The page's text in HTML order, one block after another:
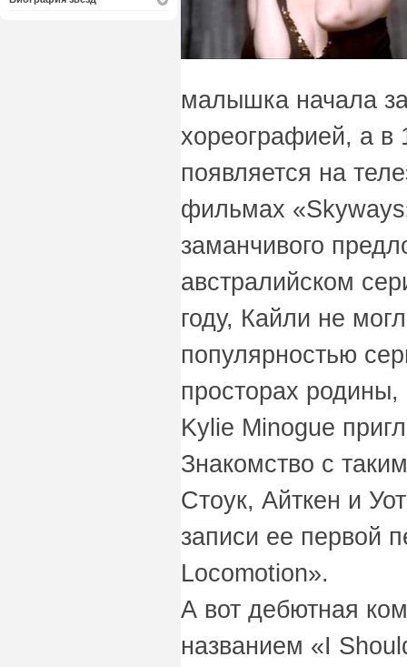
малышка начала
хореографией, а в
появляется на
фильмах
заманчивого
австралийском
году, Кайли не
популярностью
просторах
Kylie Minogue
Знакомство с
Стоук, Айткен и
записи ее первой
Locomotion».
А вот дебютная
названием «I